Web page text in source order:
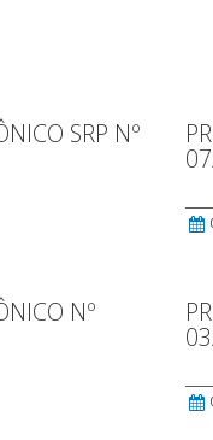
SRP Nº
Nº